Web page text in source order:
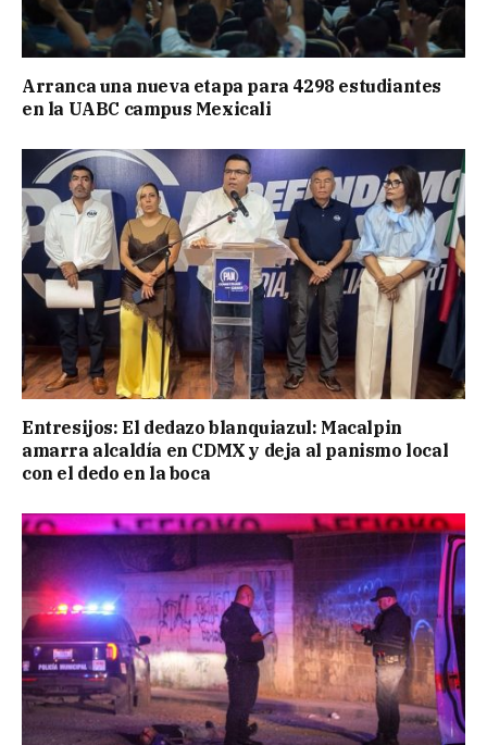
Arranca una nueva etapa para 4298 estudiantes
en la UABC campus Mexicali
Entresijos: El dedazo blanquiazul: Macalpin
amarra alcaldía en CDMX y deja al panismo local
con el dedo en la boca